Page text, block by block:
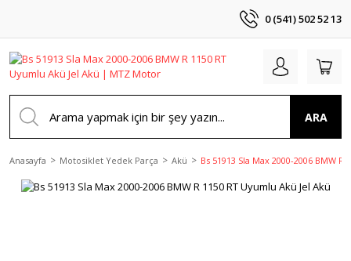
0 (541) 502 52 13
ARA
Anasayfa Motosiklet Yedek Parça Akü Bs 51913 Sla Max 2000-2006 BMW